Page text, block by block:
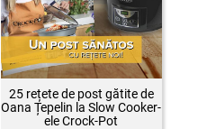
25 rețete de post gătite de
Oana Țepelin la Slow Cooker-
ele Crock-Pot